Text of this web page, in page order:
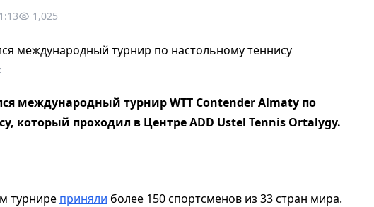
1,025
международный турнир WTT Contender Almaty по
который проходил в Центре ADD Ustel Tennis Ortalygy.
турнире приняли более 150 спортсменов из 33 стран мира.